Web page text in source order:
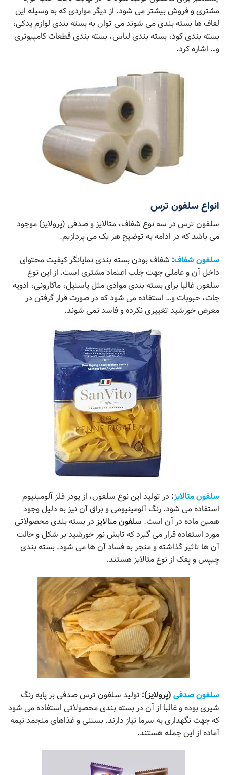
مشتری و فروش بیشتر می شود. از دیگر مواردی که به وسیله این
لفاف ها بسته بندی می شوند می توان به بسته بندی لوازم یدکی،
بسته بندی کود، بسته بندی لباس، بسته بندی قطعات کامپیوتری
و… اشاره کرد.
انواع سلفون ترس
سلفون ترس در سه نوع شفاف، متالایز و صدفی (پرولایز) موجود
می باشد که در ادامه به توضیح هر یک می پردازیم.
سلفون شفاف: شفاف بودن بسته بندی نمایانگر کیفیت محتوای
داخل آن و عاملی جهت جلب اعتماد مشتری است. از این نوع
سلفون غالبا برای بسته بندی موادی مثل پاستیل، ماکارونی، ادویه
جات، حبوبات و… استفاده می شود که در صورت قرار گرفتن در
معرض خورشید تغییری نکرده و فاسد نمی شوند.
سلفون متالایز: در تولید این نوع سلفون، از پودر فلز آلومینیوم
استفاده می شود. رنگ آلومینیومی و براق آن نیز به دلیل وجود
همین ماده در آن است. سلفون متالایز در بسته بندی محصولاتی
مورد استفاده قرار می گیرد که تابش نور خورشید بر شکل و حالت
آن ها تاثیر گذاشته و منجر به فساد آن ها می شود. بسته بندی
چیپس و پفک از نوع متالایز هستند.
سلفون صدفی (پرولایز): تولید سلفون ترس صدفیبر پایه رنگ
شیری بوده و غالبا از آن در بسته بندی محصولاتی استفاده می شود
که جهت نگهداری به سرما نیاز دارند. بستنی و غذاهای منجمد نیمه
آماده از این جمله هستند.